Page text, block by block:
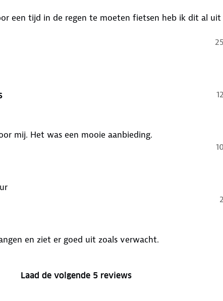
een tijd in de regen te moeten fietsen heb ik dit al
mij. Het was een mooie aanbieding.
en ziet er goed uit zoals verwacht.
Laad de volgende 5 reviews